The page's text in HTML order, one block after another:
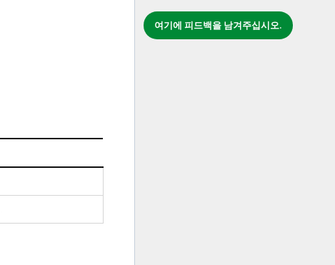
여기에 피드백을 남겨주십시오.